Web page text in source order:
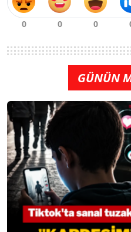
GÜNÜN